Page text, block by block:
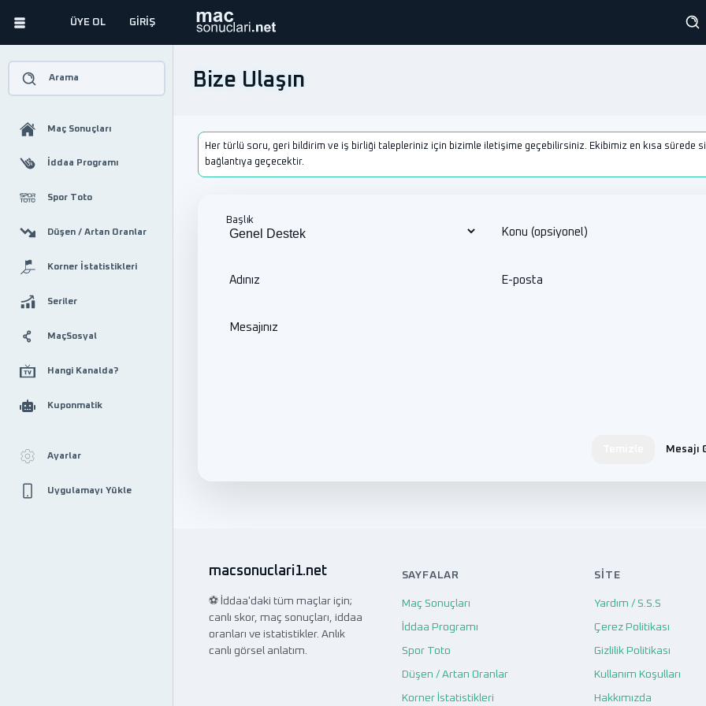
ÜYE OL GİRİŞ
Arama
Maç Sonuçları
İddaa Programı
Spor Toto
Düşen / Artan Oranlar
Korner İstatistikleri
Seriler
MaçSosyal
Hangi Kanalda?
Kuponmatik
Ayarlar
Uygulamayı Yükle
Bize Ulaşın
Her türlü soru, geri bildirim ve iş birliği talepleriniz için bizimle iletişime geçebilirsiniz. Ekibimiz en kısa sürede
bağlantıya geçecektir.
Başlık
Konu (opsiyonel)
Adınız E-posta
Mesajınız
Mesajı
macsonuclari1.net
⚽ İddaa'daki tüm maçlar için;
canlı skor, maç sonuçları, iddaa
oranları ve istatistikler. Anlık
canlı görsel anlatım.
SAYFALAR
Maç Sonuçları
İddaa Programı
Spor Toto
Düşen / Artan Oranlar
Korner İstatistikleri
SITE
Yardım / S.S.S
Çerez Politikası
Gizlilik Politikası
Kullanım Koşulları
Hakkımızda